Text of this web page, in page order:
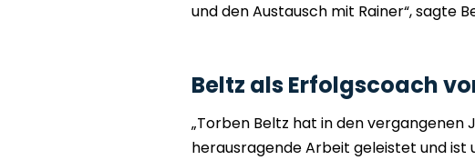
und den Austausch mit Rainer“, sagte
Beltz als Erfolgscoach
„Torben Beltz hat in den vergangenen
herausragende Arbeit geleistet und ist